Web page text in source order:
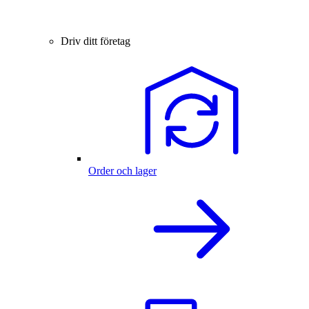
Driv ditt företag
Order och lager